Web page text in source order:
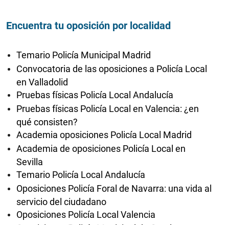
Encuentra tu oposición por localidad
Temario Policía Municipal Madrid
Convocatoria de las oposiciones a Policía Local
en Valladolid
Pruebas físicas Policía Local Andalucía
Pruebas físicas Policía Local en Valencia: ¿en
qué consisten?
Academia oposiciones Policía Local Madrid
Academia de oposiciones Policía Local en
Sevilla
Temario Policía Local Andalucía
Oposiciones Policía Foral de Navarra: una vida al
servicio del ciudadano
Oposiciones Policía Local Valencia